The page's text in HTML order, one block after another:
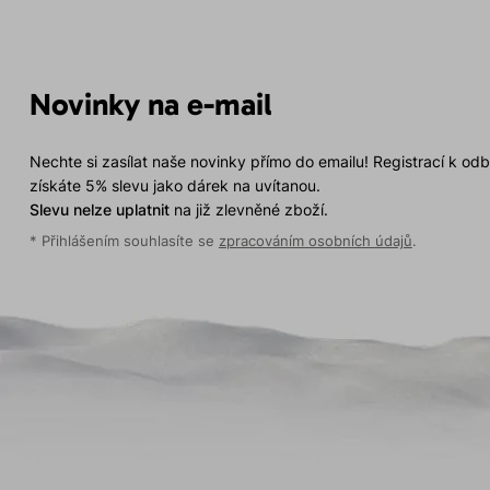
Novinky na e-mail
Nechte si zasílat naše novinky přímo do emailu! Registrací k
získáte 5% slevu jako dárek na uvítanou.
Slevu nelze uplatnitna již zlevněné zboží.
* Přihlášením souhlasíte se zpracováním osobních údajů.